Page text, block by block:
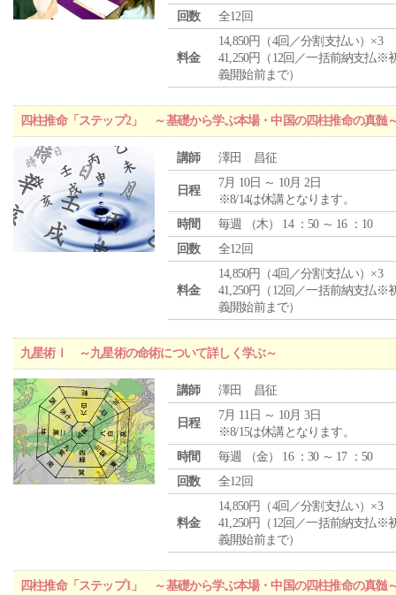
回数
全12回
料金
14,850円（4回／分割支払い）×3
41,250円（12回／一括前納支払※
義開始前まで）
四柱推命「ステップ2」 ～基礎から学ぶ本場・中国の四柱推命の真髄
講師 澤田 昌征
日程
7月 10日 ～ 10月 2日
※8/14は休講となります。
時間
毎週 （木） 14 ：50 ～ 16 ：10
回数
全12回
料金
14,850円（4回／分割支払い）×3
41,250円（12回／一括前納支払※
義開始前まで）
九星術Ⅰ ～九星術の命術について詳しく学ぶ～
講師 澤田 昌征
日程
7月 11日 ～ 10月 3日
※8/15は休講となります。
時間
毎週 （金） 16 ：30 ～ 17 ：50
回数
全12回
料金
14,850円（4回／分割支払い）×3
41,250円（12回／一括前納支払※
義開始前まで）
四柱推命「ステップ1」 ～基礎から学ぶ本場・中国の四柱推命の真髄